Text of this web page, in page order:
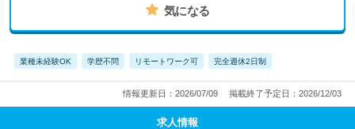
気になる
業種未経験OK 学歴不問 リモートワーク可 完全週休2日制
情報更新日：2026/07/09 掲載終了予定日：2026/12/03
求人情報